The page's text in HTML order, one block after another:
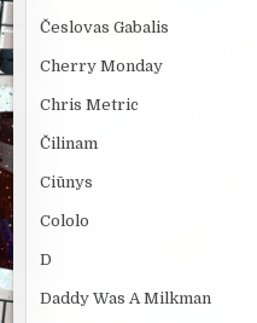
Česlovas Gabalis
Cherry Monday
Chris Metric
Čilinam
Ciūnys
Cololo
D
Daddy Was A Milkman